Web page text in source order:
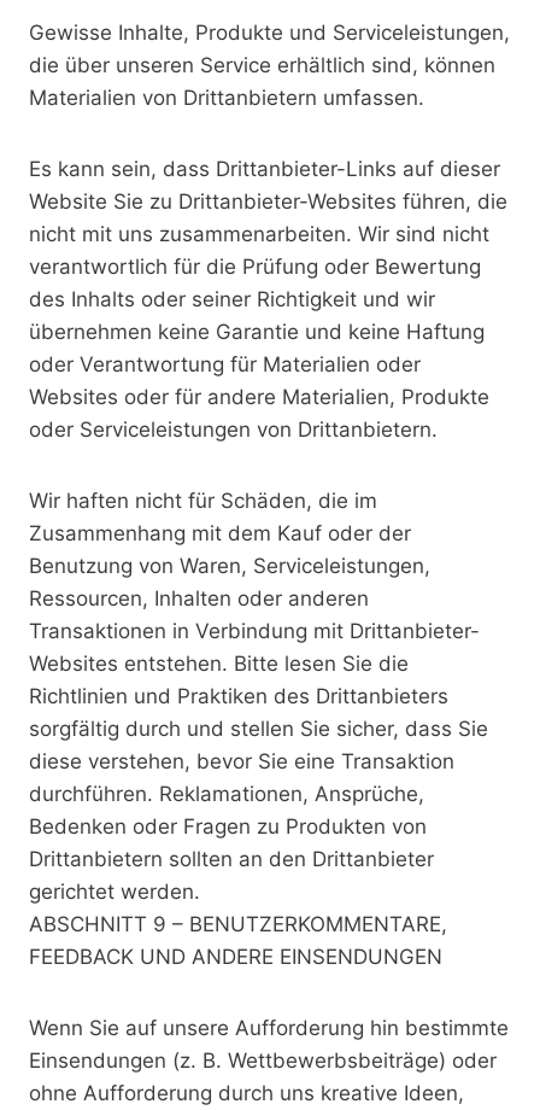
Gewisse Inhalte, Produkte und Serviceleistungen,
die über unseren Service erhältlich sind, können
Materialien von Drittanbietern umfassen.
Es kann sein, dass Drittanbieter-Links auf dieser
Website Sie zu Drittanbieter-Websites führen, die
nicht mit uns zusammenarbeiten. Wir sind nicht
verantwortlich für die Prüfung oder Bewertung
des Inhalts oder seiner Richtigkeit und wir
übernehmen keine Garantie und keine Haftung
oder Verantwortung für Materialien oder
Websites oder für andere Materialien, Produkte
oder Serviceleistungen von Drittanbietern.
Wir haften nicht für Schäden, die im
Zusammenhang mit dem Kauf oder der
Benutzung von Waren, Serviceleistungen,
Ressourcen, Inhalten oder anderen
Transaktionen in Verbindung mit Drittanbieter-
Websites entstehen. Bitte lesen Sie die
Richtlinien und Praktiken des Drittanbieters
sorgfältig durch und stellen Sie sicher, dass Sie
diese verstehen, bevor Sie eine Transaktion
durchführen. Reklamationen, Ansprüche,
Bedenken oder Fragen zu Produkten von
Drittanbietern sollten an den Drittanbieter
gerichtet werden.
ABSCHNITT 9 – BENUTZERKOMMENTARE,
FEEDBACK UND ANDERE EINSENDUNGEN
Wenn Sie auf unsere Aufforderung hin bestimmte
Einsendungen (z. B. Wettbewerbsbeiträge) oder
ohne Aufforderung durch uns kreative Ideen,